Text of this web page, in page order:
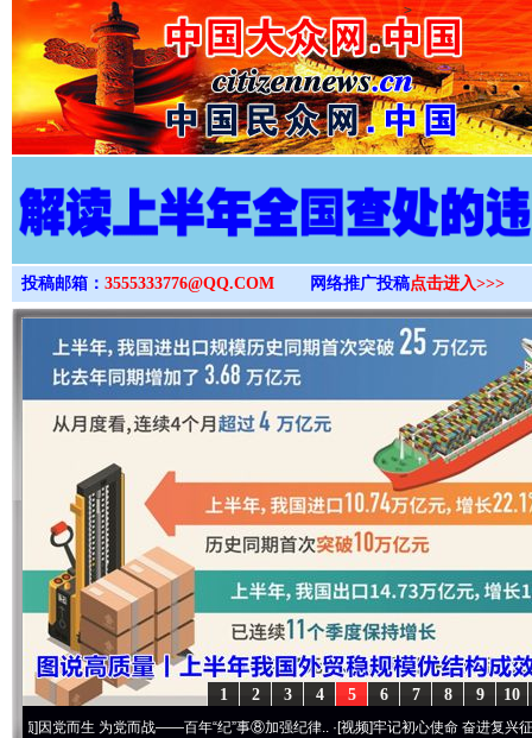
>
投稿邮箱： 3555333776@QQ.COM 网络推广投稿点击进入>>>
10
9
8
7
6
5
4
3
2
1
生 为党而战——百年“纪”事⑧加强纪律..·[视频]牢记初心使命 奋进复兴征程丨“转折